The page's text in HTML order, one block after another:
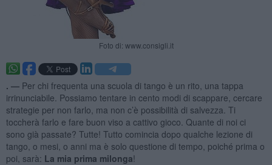
Foto di: www.consigli.it
. — Per chi frequenta una scuola di tango è un rito, una tappa
irrinunciabile. Possiamo tentare in cento modi di scappare, cercare
strategie per non farlo, ma non c’è possibilità di salvezza. Ti
toccherà farlo e fare buon viso a cattivo gioco. Quante di noi ci
sono già passate? Tutte! Tutto comincia dopo qualche lezione di
tango, o mesi, o anni ma è solo questione di tempo, poiché prima o
poi, sarà: La mia prima milonga!